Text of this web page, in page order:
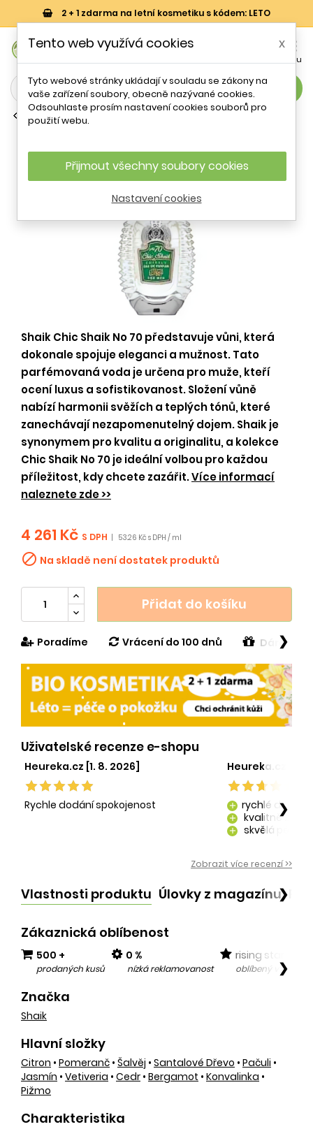
2 + 1 zdarma na letní kosmetiku s kódem: LETO

Menu
search
Parfémové vody (EDP)
Shaik Chic Shaik No 70 představuje vůni, která
dokonale spojuje eleganci a mužnost. Tato
parfémovaná voda je určena pro muže, kteří
ocení luxus a sofistikovanost. Složení vůně
nabízí harmonii svěžích a teplých tónů, které
zanechávají nezapomenutelný dojem. Shaik je
synonymem pro kvalitu a originalitu, a kolekce
Chic Shaik No 70 je ideální volbou pro každou
příležitost, kdy chcete zazářit.Více informací
naleznete zde >>
4 261 Kč S DPH 53.26 Kč s DPH / ml
 Na skladě není dostatek produktů
Přidat do košíku
Poradíme Vrácení do 100 dnů Dárek v
❯
Uživatelské recenze e-shopu
Heureka.cz [1. 8. 2026]
Rychle dodání spokojenost
Heureka.cz [29.
add rychlé dodání
add kvalitně
add skvělá péče o
❯
Zobrazit více recenzí >>
Vlastnosti produktu Úlovky z magazínu❯
Zákaznická oblíbenost
500 +
prodaných kusů
0 %
nízká reklamovanost
rising star
oblíbený v❯
Značka
Shaik
Hlavní složky
Citron • Pomeranč • Šalvěj • Santalové Dřevo • Pačuli •
Jasmín • Vetiveria • Cedr • Bergamot • Konvalinka •
Pižmo
Charakteristika
Tento web využívá cookies x
Tyto webové stránky ukládají v souladu se zákony na
vaše zařízení soubory, obecně nazývané cookies.
Odsouhlaste prosím nastavení cookies souborů pro
použití webu.
Přijmout všechny soubory cookies
Nastavení cookies